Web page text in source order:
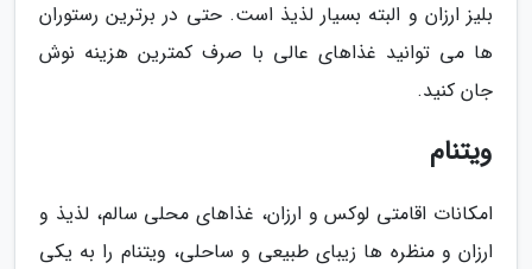
بلیز ارزان و البته بسیار لذیذ است. حتی در برترین رستوران
ها می توانید غذاهای عالی با صرف کمترین هزینه نوش
جان کنید.
ویتنام
امکانات اقامتی لوکس و ارزان، غذاهای محلی سالم، لذیذ و
ارزان و منظره ها زیبای طبیعی و ساحلی، ویتنام را به یکی